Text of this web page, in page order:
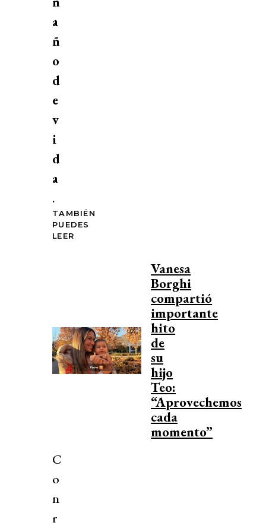
a
ñ
o
d
e
v
i
d
a
.
TAMBIÉN
PUEDES
LEER
Vanesa
Borghi
compartió
importante
hito
de
su
hijo
Teo:
“Aprovechemos
cada
momento”
C
o
n
r